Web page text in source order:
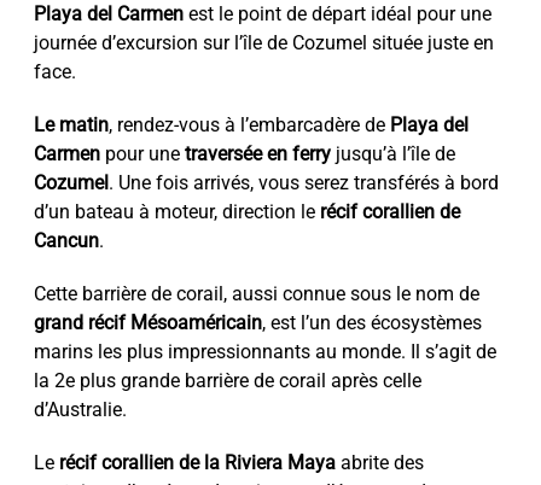
Playa del Carmenest le point de départ idéal pour une
journée d’excursion sur l’île de Cozumel située juste en
face.
Le matin, rendez-vous à l’embarcadère de Playa del
Carmenpour une traversée en ferryjusqu’à l’île de
Cozumel. Une fois arrivés, vous serez transférés à bord
d’un bateau à moteur, direction le récif corallien de
Cancun.
Cette barrière de corail, aussi connue sous le nom de
grand récif Mésoaméricain, est l’un des écosystèmes
marins les plus impressionnants au monde. Il s’agit de
la 2e plus grande barrière de corail après celle
d’Australie.
Le récif corallien de la Riviera Mayaabrite des